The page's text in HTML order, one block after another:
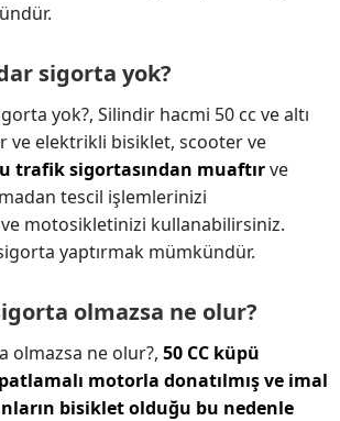
sigorta yok?
yok?, Silindir hacmi 50 cc ve altı
ve elektrikli bisiklet, scooter ve
trafik sigortasından muaftırve
tescil işlemlerinizi
motosikletinizi kullanabilirsiniz.
yaptırmak mümkündür.
olmazsa ne olur?
olmazsa ne olur?, 50 CC küpü
motorla donatılmış ve imal
bisiklet olduğu bu nedenle